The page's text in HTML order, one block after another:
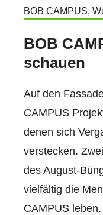
BOB CAMPUS,
BOB
schauen
Auf den
CAMPUS
denen sich
verstecken.
des August-
vielfältig die
CAMPUS leben.